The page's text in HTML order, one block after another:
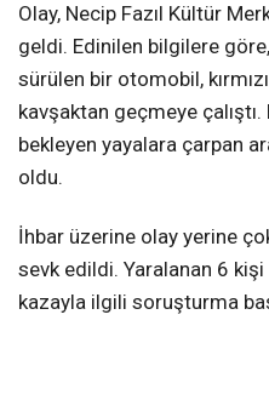
Olay, Necip Fazıl Kültür
geldi. Edinilen bilgilere göre,
sürülen bir otomobil,
kavşaktan geçmeye çalıştı.
bekleyen yayalara çarpan
oldu.
İhbar üzerine olay yerine
sevk edildi. Yaralanan 6 kişi
kazayla ilgili soruşturma